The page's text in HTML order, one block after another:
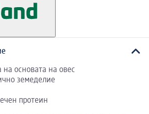
основата на овес
земеделие
протеин